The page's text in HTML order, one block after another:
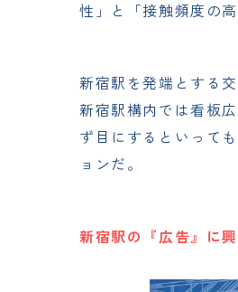
性」と「接触頻度の
新宿駅を発端とする
新宿駅構内では看板
ず目にするといって
ョンだ。
新宿駅の『広告』に